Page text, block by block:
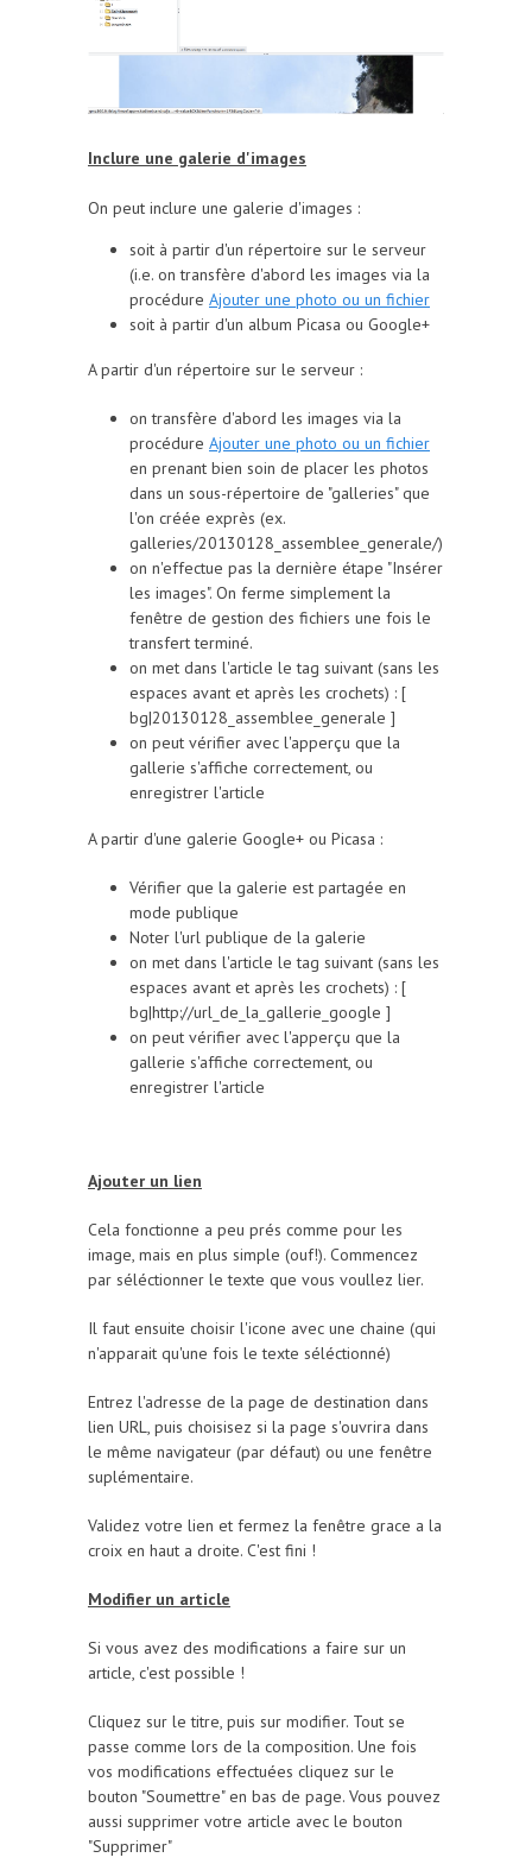
Inclure une galerie d'images
On peut inclure une galerie d'images :
soit à partir d'un répertoire sur le serveur
(i.e. on transfère d'abord les images via la
procédure Ajouter une photo ou un fichier
soit à partir d'un album Picasa ou Google+
A partir d'un répertoire sur le serveur :
on transfère d'abord les images via la
procédure Ajouter une photo ou un fichier
en prenant bien soin de placer les photos
dans un sous-répertoire de "galleries" que
l'on créée exprès (ex.
galleries/20130128_assemblee_generale/)
on n'effectue pas la dernière étape "Insérer
les images". On ferme simplement la
fenêtre de gestion des fichiers une fois le
transfert terminé.
on met dans l'article le tag suivant (sans les
espaces avant et après les crochets) : [
bg|20130128_assemblee_generale ]
on peut vérifier avec l'apperçu que la
gallerie s'affiche correctement, ou
enregistrer l'article
A partir d'une galerie Google+ ou Picasa :
Vérifier que la galerie est partagée en
mode publique
Noter l'url publique de la galerie
on met dans l'article le tag suivant (sans les
espaces avant et après les crochets) : [
bg|http://url_de_la_gallerie_google ]
on peut vérifier avec l'apperçu que la
gallerie s'affiche correctement, ou
enregistrer l'article
Ajouter un lien
Cela fonctionne a peu prés comme pour les
image, mais en plus simple (ouf!). Commencez
par séléctionner le texte que vous voullez lier.
Il faut ensuite choisir l'icone avec une chaine (qui
n'apparait qu'une fois le texte séléctionné)
Entrez l'adresse de la page de destination dans
lien URL, puis choisisez si la page s'ouvrira dans
le même navigateur (par défaut) ou une fenêtre
suplémentaire.
Validez votre lien et fermez la fenêtre grace a la
croix en haut a droite. C'est fini !
Modifier un article
Si vous avez des modifications a faire sur un
article, c'est possible !
Cliquez sur le titre, puis sur modifier. Tout se
passe comme lors de la composition. Une fois
vos modifications effectuées cliquez sur le
bouton "Soumettre" en bas de page. Vous pouvez
aussi supprimer votre article avec le bouton
"Supprimer"